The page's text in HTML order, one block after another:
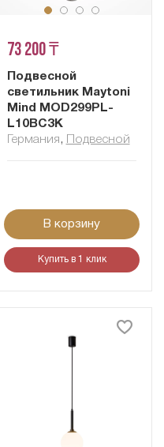
73 200 ₸
Подвесной
светильник Maytoni
Mind MOD299PL-
L10BC3K
Германия , Подвесной
В корзину
Купить в 1 клик